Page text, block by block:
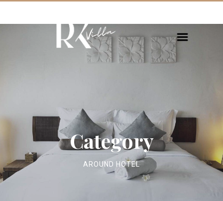
Category
AROUND HOTEL